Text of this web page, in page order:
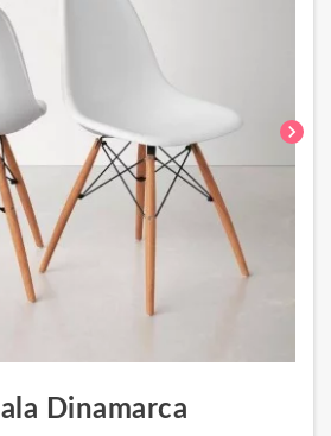
chevron_right
Dinamarca